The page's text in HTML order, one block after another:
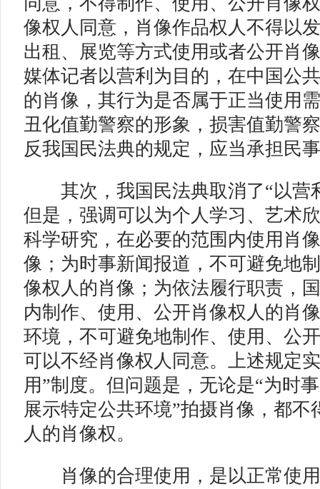
像权人同意，肖像作品权人不得以
出租、展览等方式使用或者公开肖
媒体记者以营利为目的，在中国公
的肖像，其行为是否属于正当使用
丑化值勤警察的形象，损害值勤警
反我国民法典的规定，应当承担民
其次，我国民法典取消了“以营
但是，强调可以为个人学习、艺术
科学研究，在必要的范围内使用肖
像；为时事新闻报道，不可避免地
像权人的肖像；为依法履行职责，
内制作、使用、公开肖像权人的肖
环境，不可避免地制作、使用、公
可以不经肖像权人同意。上述规定
用”制度。但问题是，无论是“为时
展示特定公共环境”拍摄肖像，都不
人的肖像权。
肖像的合理使用，是以正常使用